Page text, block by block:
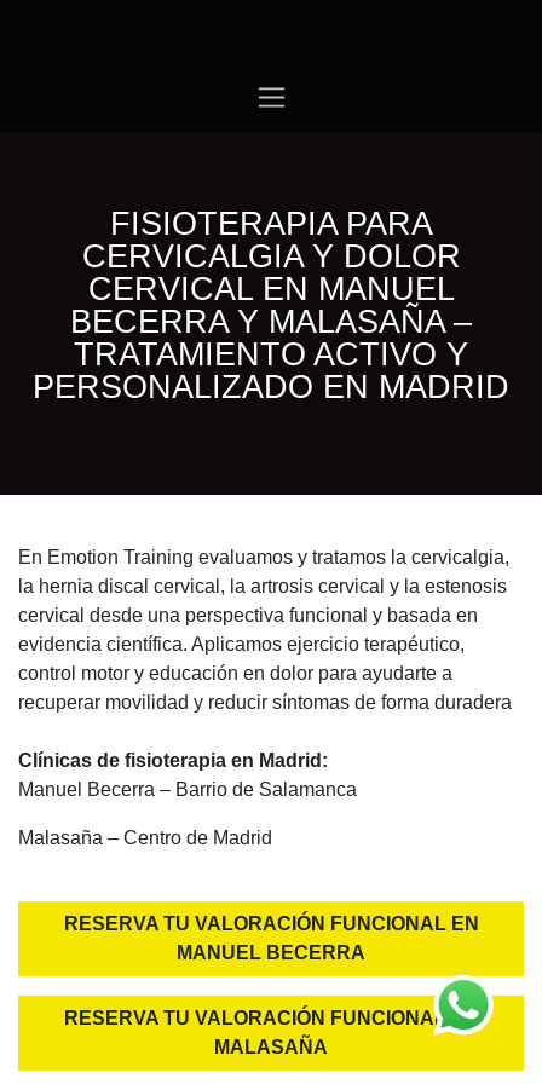
FISIOTERAPIA PARA CERVICALGIA Y
DOLOR CERVICAL EN MANUEL BECERRA Y
MALASAÑA – TRATAMIENTO ACTIVO Y
PERSONALIZADO EN MADRID
En Emotion Training evaluamos y tratamos la cervicalgia, la
cervical desde una perspectiva funcional y basada en
evidencia científica. Aplicamos ejercicio terapéutico, control
motor y educación en dolor para ayudarte a recuperar
movilidad y reducir síntomas de forma duradera
Clínicas de fisioterapia en Madrid:
Malasaña – Centro de Madrid
RESERVA TU VALORACIÓN FUNCIONAL EN
MALASAÑA
CONSULTA CON UN FISIOTERAPEUTA
ESPECIALIZADO EN COLUMNA CERVICAL